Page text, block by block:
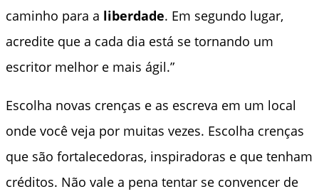
caminho para a liberdade. Em segundo lugar,
acredite que a cada dia está se tornando um
escritor melhor e mais ágil.”
Escolha novas crenças e as escreva em um local
onde você veja por muitas vezes. Escolha crenças
que são fortalecedoras, inspiradoras e que tenham
créditos. Não vale a pena tentar se convencer de